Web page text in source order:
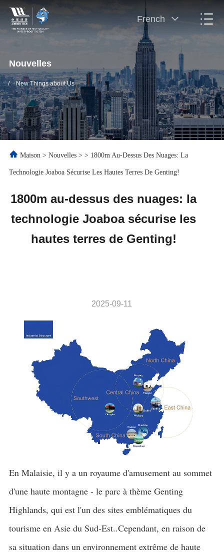
French
Nouvelles
/ New Things about Us
Maison > Nouvelles > > 1800m Au-Dessus Des Nuages: La
Technologie Joaboa Sécurise Les Hautes Terres De Genting!
1800m au-dessus des nuages: la
technologie Joaboa sécurise les
hautes terres de Genting!
2025-09-11
En Malaisie, il y a un royaume d'amusement au sommet
d'une haute montagne - le parc à thème Genting
Highlands, qui est l'un des sites emblématiques du
tourisme en Asie du Sud-Est..Cependant, en raison de
sa situation dans un environnement extrême de haute